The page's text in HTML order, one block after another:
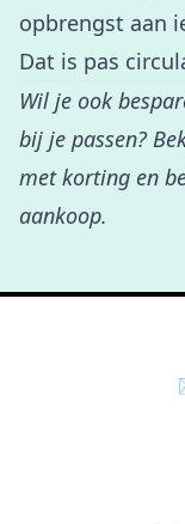
opbrengst aan
Dat is pas
Wil je ook
bij je passen?
met korting en
aankoop.